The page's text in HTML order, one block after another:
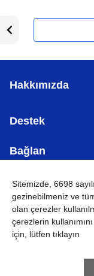
Hakkımızda
Destek
Bağlan
TÜRKİYE Küresel Ağ
KVKK Kullanım
BROTHER
Sitemizde, 6698
gezinebilmeniz ve
olan çerezler
çerezlerin
için, lütfen tıklayın